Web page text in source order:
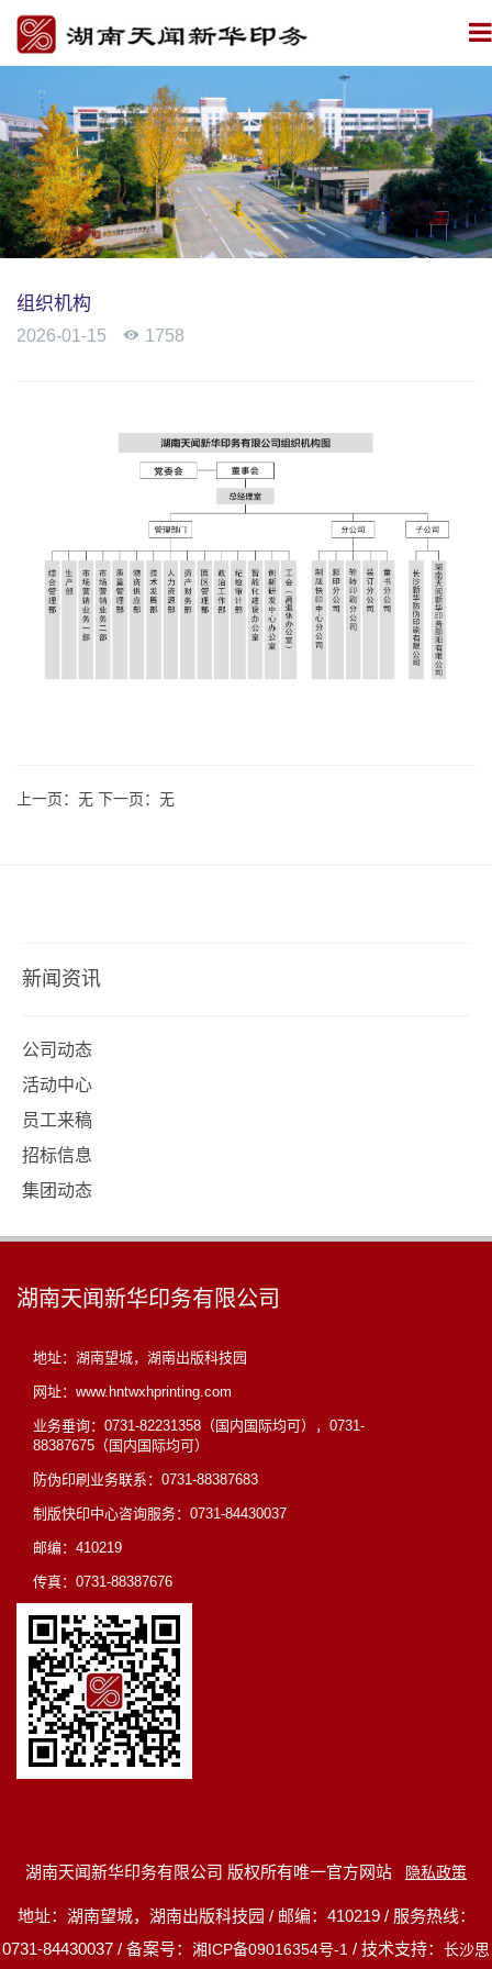
组织机构
2026-01-15  1758
上一页：无 下一页：无
新闻资讯
公司动态
活动中心
员工来稿
招标信息
集团动态
湖南天闻新华印务有限公司
地址：湖南望城，湖南出版科技园
网址：www.hntwxhprinting.com
业务垂询：0731-82231358（国内国际均可），0731-
88387675（国内国际均可）
防伪印刷业务联系：0731-88387683
制版快印中心咨询服务：0731-84430037
邮编：410219
传真：0731-88387676
湖南天闻新华印务有限公司 版权所有唯一官方网站 隐私政策
地址：湖南望城，湖南出版科技园 / 邮编：410219 / 服务热线：
0731-84430037 / 备案号： 湘ICP备09016354号-1 / 技术支持： 长沙思